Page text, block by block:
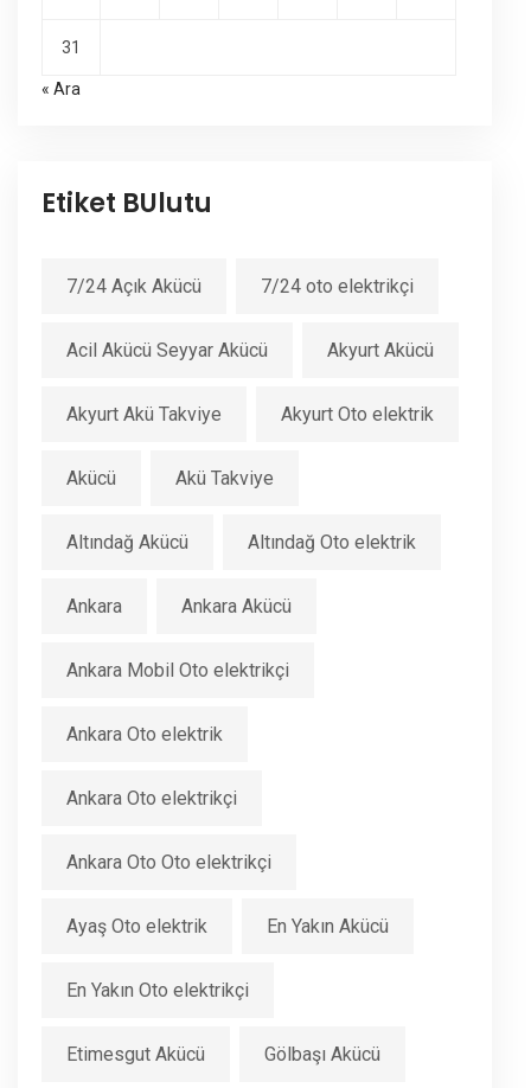
31
« Ara
Etiket BUlutu
7/24 Açık Akücü 7/24 oto elektrikçi
Acil Akücü Seyyar Akücü Akyurt Akücü
Akyurt Akü Takviye Akyurt Oto elektrik
Akücü Akü Takviye
Altındağ Akücü Altındağ Oto elektrik
Ankara Ankara Akücü
Ankara Mobil Oto elektrikçi
Ankara Oto elektrik
Ankara Oto elektrikçi
Ankara Oto Oto elektrikçi
Ayaş Oto elektrik En Yakın Akücü
En Yakın Oto elektrikçi
Etimesgut Akücü Gölbaşı Akücü